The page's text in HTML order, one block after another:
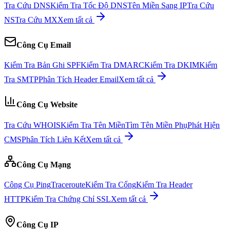
Tra Cứu DNSKiểm Tra Tốc Độ DNSTên Miền Sang IPTra Cứu
NSTra Cứu MXXem tất cả
Công Cụ Email
Kiểm Tra Bản Ghi SPFKiểm Tra DMARCKiểm Tra DKIMKiểm
Tra SMTPPhân Tích Header EmailXem tất cả
Công Cụ Website
Tra Cứu WHOISKiểm Tra Tên MiềnTìm Tên Miền PhụPhát Hiện
CMSPhân Tích Liên KếtXem tất cả
Công Cụ Mạng
Công Cụ PingTracerouteKiểm Tra CổngKiểm Tra Header
HTTPKiểm Tra Chứng Chỉ SSLXem tất cả
Công Cụ IP